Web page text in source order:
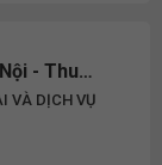
- Thu
VÀ DỊCH VỤ